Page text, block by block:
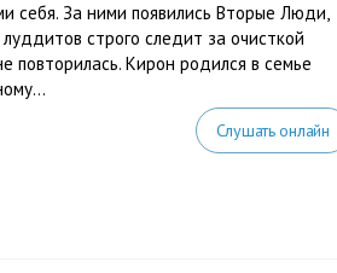
себя. За ними появились Вторые Люди,
строго следит за очисткой
повторилась. Кирон родился в семье
Слушать онлайн